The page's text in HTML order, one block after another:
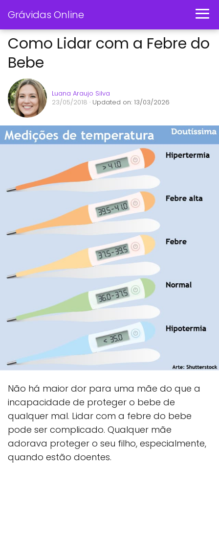
Grávidas Online
Como Lidar com a Febre do
Bebe
Luana Araujo Silva
23/05/2018 · Updated on: 13/03/2026
Não há maior dor para uma mãe do que a
incapacidade de proteger o bebe de
qualquer mal. Lidar com a febre do bebe
pode ser complicado. Qualquer mãe
adorava proteger o seu filho, especialmente,
quando estão doentes.